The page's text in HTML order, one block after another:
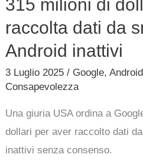
315 milioni di
raccolta dati da
Android inattivi
3 Luglio 2025/ Google,Android
Consapevolezza
Una giuria USA ordina a
dollari per aver raccolto dati
inattivi senza consenso.
Android
inattivi